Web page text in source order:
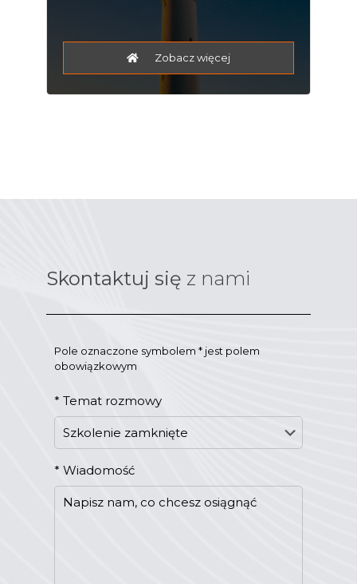
Zobacz więcej
Skontaktuj się z nami
Pole oznaczone symbolem * jest polem
obowiązkowym
* Temat rozmowy
* Wiadomość